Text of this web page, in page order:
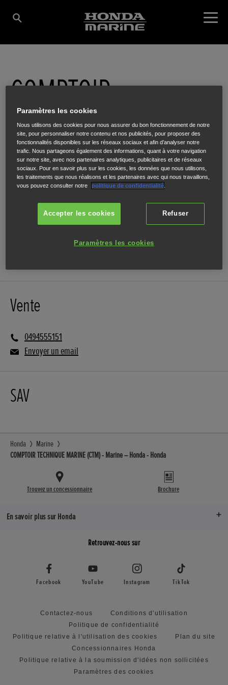
COMPTOIR
TECHNIQUE MARINE
(CTM)
Vente
0494555151
Envoyer un email
SAV
Honda
Marine
COMPTOIR TECHNIQUE MARINE (CTM) - Marine – Honda - Honda
Trouvez un concessionnaire Brochure
En savoir plus sur Honda
Retrouvez-nous sur
Facebook YouTube Instagram TikTok
Contactez-nous
Conditions d'utilisation
Politique de confidentialité
Politique relative à l'utilisation des cookies
Plan du site
Concessionnaires Honda
Politique relative à la soumission d'idées non sollicitées
Paramètres des cookies
Paramètres les cookies
Nous utilisons des cookies pour nous assurer du bon fonctionnement de notre
site, pour personnaliser notre contenu et nos publicités, pour proposer des
fonctionnalités disponibles sur les réseaux sociaux et afin d’analyser notre
trafic. Nous partageons également des informations, quant à votre navigation
sur notre site, avec nos partenaires analytiques, publicitaires et de réseaux
sociaux. Pour en savoir plus sur les cookies, les données que nous utilisons,
les traitements que nous réalisons et les partenaires avec qui nous travaillons,
vous pouvez consulter notre
politique de confidentialité
Refuser
Accepter les cookies
Paramètres les cookies